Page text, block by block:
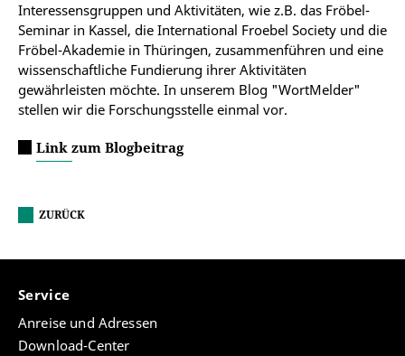
Interessensgruppen und Aktivitäten, wie z.B. das Fröbel-
Seminar in Kassel, die International Froebel Society und die
Fröbel-Akademie in Thüringen, zusammenführen und eine
wissenschaftliche Fundierung ihrer Aktivitäten
gewährleisten möchte. In unserem Blog "WortMelder"
stellen wir die Forschungsstelle einmal vor.
Link zum Blogbeitrag
ZURÜCK
Service
Anreise und Adressen
Download-Center